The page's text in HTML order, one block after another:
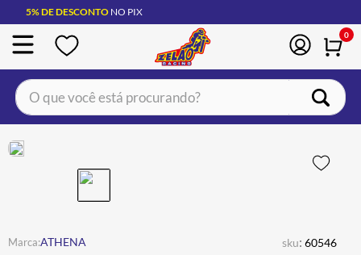
5% DE DESCONTO NO PIX
0
O que você está procurando?
ATHENA sku: 60546
BOTA
4º ÓCULOS SOLAR